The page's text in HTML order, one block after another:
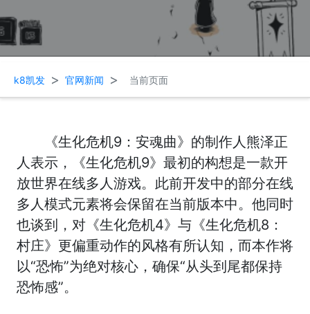
k8凯发 > 官网新闻 > 当前页面
《生化危机9：安魂曲》的制作人熊泽正
人表示，《生化危机9》最初的构想是一款开
放世界在线多人游戏。此前开发中的部分在线
多人模式元素将会保留在当前版本中。他同时
也谈到，对《生化危机4》与《生化危机8：
村庄》更偏重动作的风格有所认知，而本作将
以“恐怖”为绝对核心，确保“从头到尾都保持
恐怖感”。